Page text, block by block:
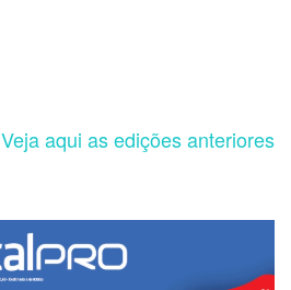
Veja aqui as edições anteriores